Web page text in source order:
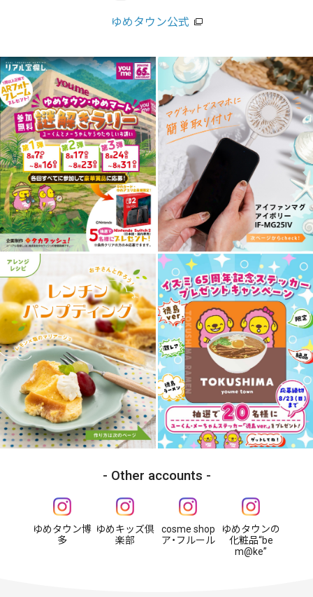
ゆめタウン公式
Other accounts
ゆめタウン博
多
ゆめキッズ倶
楽部
cosme shop
ア・フルール
ゆめタウンの
化粧品“be
m@ke”